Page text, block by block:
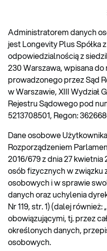
Administratorem danych
jest Longevity Plus Spółka
odpowiedzialnością z
230 Warszawa, wpisana
prowadzonego przez Sąd
w Warszawie, XIII Wydział
Rejestru Sądowego pod
5213708501, Regon:
Dane osobowe
Rozporządzeniem
2016/679 z dnia 27
osób fizycznych w związku
osobowych i w sprawie
danych oraz uchylenia
Nr 119, str. 1) (dalej
obowiązującymi, tj. przez
określonych danych,
osobowych.